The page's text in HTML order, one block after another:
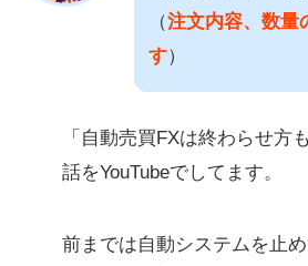
（注文内容、数量
す）
「自動売買FXは終わらせ方
話をYouTubeでしてます。
前までは自動システムを止